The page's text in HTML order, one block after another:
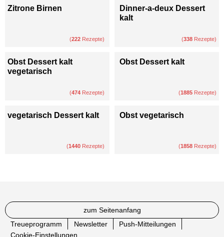
Zitrone Birnen
(222 Rezepte)
Dinner-a-deux Dessert
kalt
(338 Rezepte)
Obst Dessert kalt
vegetarisch
(474 Rezepte)
Obst Dessert kalt
(1885 Rezepte)
vegetarisch Dessert kalt
(1440 Rezepte)
Obst vegetarisch
(1858 Rezepte)
zum Seitenanfang
Treueprogramm
Newsletter
Push-Mitteilungen
Cookie-Einstellungen